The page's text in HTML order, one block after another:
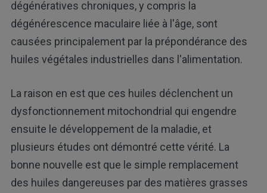
dégénératives chroniques, y compris la
dégénérescence maculaire liée à l'âge, sont
causées principalement par la prépondérance des
huiles végétales industrielles dans l'alimentation.
La raison en est que ces huiles déclenchent un
dysfonctionnement mitochondrial qui engendre
ensuite le développement de la maladie, et
plusieurs études ont démontré cette vérité. La
bonne nouvelle est que le simple remplacement
des huiles dangereuses par des matières grasses